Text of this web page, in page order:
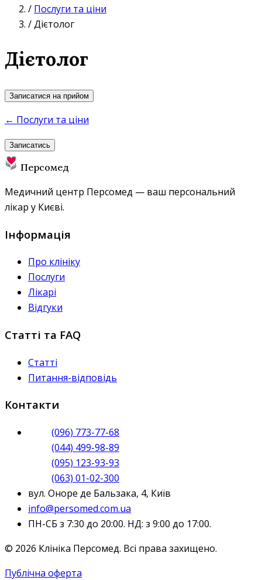
/ Послуги та ціни
/Дієтолог
Дієтолог
Записатися на прийом
← Послуги та ціни
Записатись
Персомед
Медичний центр Персомед — ваш персональний
лікар у Києві.
Інформація
Про клініку
Послуги
Лікарі
Відгуки
Статті та FAQ
Статті
Питання-відповідь
Контакти
(096) 773-77-68
(044) 499-98-89
(095) 123-93-93
(063) 01-02-300
вул. Оноре де Бальзака, 4, Київ
info@persomed.com.ua
ПН-СБ з 7:30 до 20:00. НД: з 9:00 до 17:00.
© 2026 Клініка Персомед. Всі права захищено.
Публічна оферта